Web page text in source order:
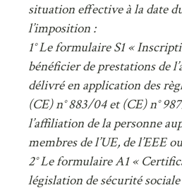
situation effective à la date
l’imposition :
1° Le formulaire S1 «
bénéficier de prestations de
délivré en application des
(CE) n° 883/04 et (CE) n°
l’affiliation de la personne
membres de l’UE, de l’EEE
2° Le formulaire A1 «
législation de sécurité